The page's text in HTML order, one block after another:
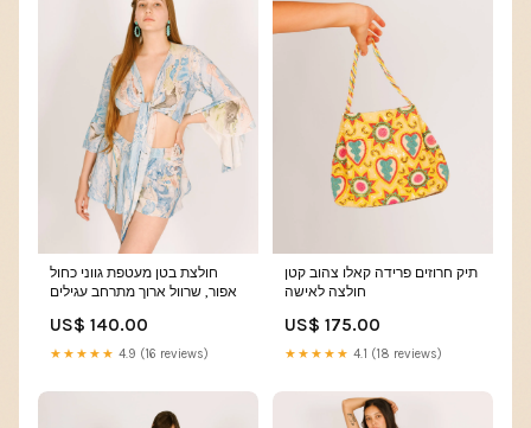
חולצת בטן מעטפת גווני כחול
אפור, שרוול ארוך מתרחב עגילים
US$ 140.00
★★★★★ 4.9 (16 reviews)
תיק חרוזים פרידה קאלו צהוב קטן
חולצה לאישה
US$ 175.00
★★★★★ 4.1 (18 reviews)